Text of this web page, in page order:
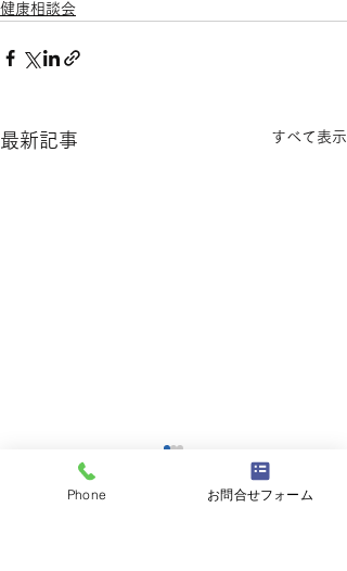
健康相談会
最新記事 すべて表示
Phone お問合せフォーム